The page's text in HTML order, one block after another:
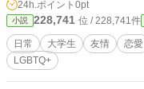
24h.ポイント 0pt
小説 228,741 位 / 228,741件
日常 大学生 友情 恋愛
LGBTQ+